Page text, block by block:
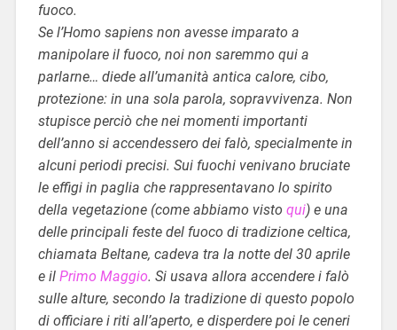
fuoco.
Se l’Homo sapiens non avesse imparato a
manipolare il fuoco, noi non saremmo qui a
parlarne… diede all’umanità antica calore, cibo,
protezione: in una sola parola, sopravvivenza. Non
stupisce perciò che nei momenti importanti
dell’anno si accendessero dei falò, specialmente in
alcuni periodi precisi. Sui fuochi venivano bruciate
le effigi in paglia che rappresentavano lo spirito
della vegetazione (come abbiamo visto qui) e una
delle principali feste del fuoco di tradizione celtica,
chiamata Beltane, cadeva tra la notte del 30 aprile
e il Primo Maggio. Si usava allora accendere i falò
sulle alture, secondo la tradizione di questo popolo
di officiare i riti all’aperto, e disperdere poi le ceneri